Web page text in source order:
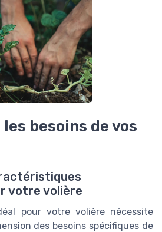
besoins de vos
votre volière
pour votre volière nécessite
des besoins spécifiques de